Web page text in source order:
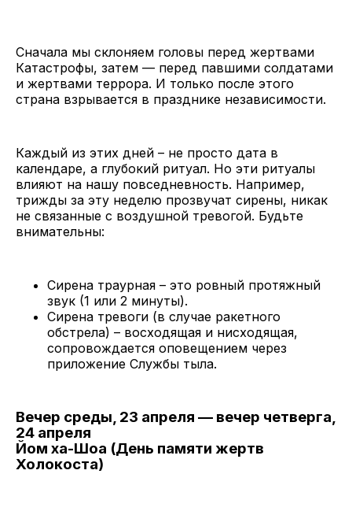
Сначала мы склоняем головы перед жертвами
Катастрофы, затем — перед павшими солдатами
и жертвами террора. И только после этого
страна взрывается в празднике независимости.
Каждый из этих дней – не просто дата в
календаре, а глубокий ритуал. Но эти ритуалы
влияют на нашу повседневность. Например,
трижды за эту неделю прозвучат сирены, никак
не связанные с воздушной тревогой. Будьте
внимательны:
Сирена траурная – это ровный протяжный
звук (1 или 2 минуты).
Сирена тревоги (в случае ракетного
обстрела) – восходящая и нисходящая,
сопровождается оповещением через
приложение Службы тыла.
Вечер среды, 23 апреля — вечер четверга,
24 апреля
Йом ха-Шоа (День памяти жертв
Холокоста)